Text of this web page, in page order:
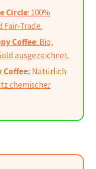
Circle: 100%
Fair-Trade.
Coffee: Bio,
ausgezeichnet.
Coffee: Natürlich
chemischer